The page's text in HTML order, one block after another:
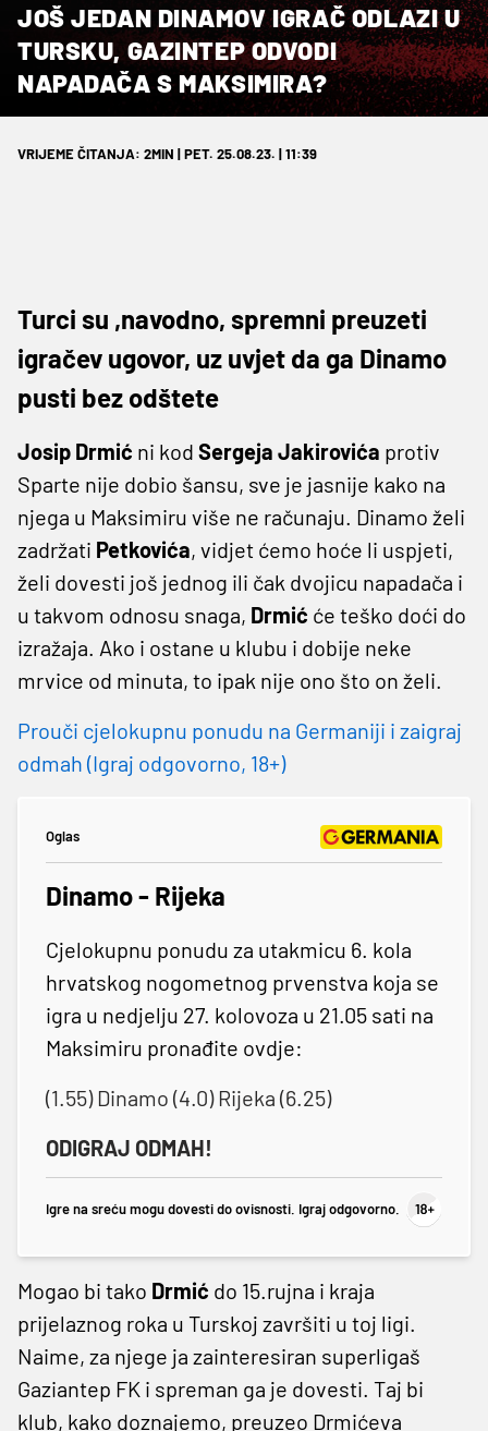
JOŠ JEDAN DINAMOV IGRAČ ODLAZI U
TURSKU, GAZINTEP ODVODI
NAPADAČA S MAKSIMIRA?
VRIJEME ČITANJA: 2MIN | PET. 25.08.23. | 11:39
Turci su ,navodno, spremni preuzeti
igračev ugovor, uz uvjet da ga Dinamo
pusti bez odštete
Josip Drmić ni kod Sergeja Jakirovića protiv
Sparte nije dobio šansu, sve je jasnije kako na
njega u Maksimiru više ne računaju. Dinamo želi
zadržati Petkovića, vidjet ćemo hoće li uspjeti,
želi dovesti još jednog ili čak dvojicu napadača i
u takvom odnosu snaga, Drmić će teško doći do
izražaja. Ako i ostane u klubu i dobije neke
mrvice od minuta, to ipak nije ono što on želi.
Prouči cjelokupnu ponudu na Germaniji i zaigraj
odmah (Igraj odgovorno, 18+)
Oglas
Dinamo - Rijeka
Cjelokupnu ponudu za utakmicu 6. kola
hrvatskog nogometnog prvenstva koja se
igra u nedjelju 27. kolovoza u 21.05 sati na
Maksimiru pronađite ovdje:
(1.55) Dinamo (4.0) Rijeka (6.25)
ODIGRAJ ODMAH!
Igre na sreću mogu dovesti do ovisnosti. Igraj odgovorno.
Mogao bi tako Drmić do 15.rujna i kraja
prijelaznog roka u Turskoj završiti u toj ligi.
Naime, za njege ja zainteresiran superligaš
Gaziantep FK i spreman ga je dovesti. Taj bi
klub, kako doznajemo, preuzeo Drmićeva